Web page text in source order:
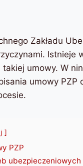
Zakładu
Istnieje
umowy. W
umowy
PZP
ubezpieczeniowych